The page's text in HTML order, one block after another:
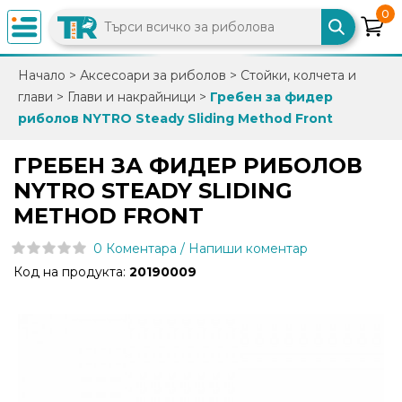
×
0882
892
info@trfish.com
Вход
0
Начало > Аксесоари за риболов > Стойки, колчета и
глави > Глави и накрайници > Гребен за фидер
риболов NYTRO Steady Sliding Method Front
ГРЕБЕН ЗА ФИДЕР РИБОЛОВ
NYTRO STEADY SLIDING
METHOD FRONT
0 Коментара / Напиши коментар
Код на продукта: 20190009